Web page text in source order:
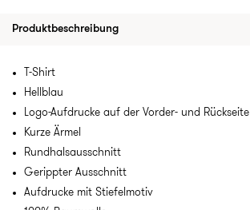
Produktbeschreibung
T-Shirt
Hellblau
Logo-Aufdrucke auf der Vorder- und Rückseite
Kurze Ärmel
Rundhalsausschnitt
Gerippter Ausschnitt
Aufdrucke mit Stiefelmotiv